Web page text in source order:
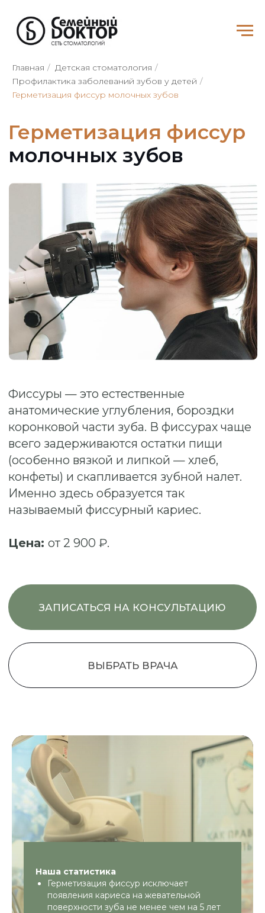
Главная / Детская стоматология /
Профилактика заболеваний зубов у детей /
Герметизация фиссур молочных зубов
Герметизация фиссур
ЗАПИСАТЬСЯ НА КОНСУЛЬТАЦИЮ
ВЫБРАТЬ ВРАЧА
Фиссуры — это естественные
анатомические углубления, бороздки
коронковой части зуба. В фиссурах чаще
всего задерживаются остатки пищи
(особенно вязкой и липкой — хлеб,
конфеты) и скапливается зубной налет.
Именно здесь образуется так
Цена:
Наша статистика
Герметизация фиссур исключает
появления кариеса на жевательной
поверхности зуба не менее чем на 5 лет
Причиныкариеса
конфетах – это не прихоть строгих
родителей, как думают некоторые люди,
на самом деле, это вынужденная
необходимость.